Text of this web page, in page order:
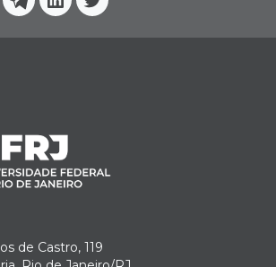
Telegram
Linkedin
Twitter
de Castro, 119